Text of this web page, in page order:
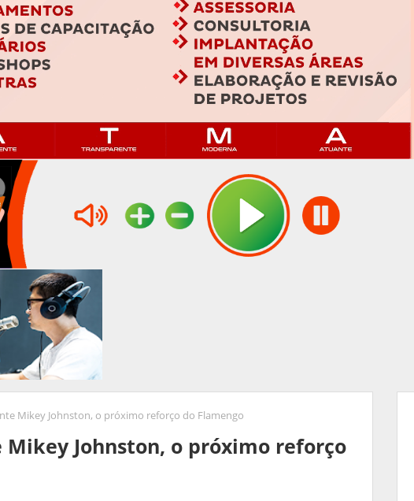
Mikey Johnston, o próximo reforço do Flamengo
Mikey Johnston, o próximo reforço